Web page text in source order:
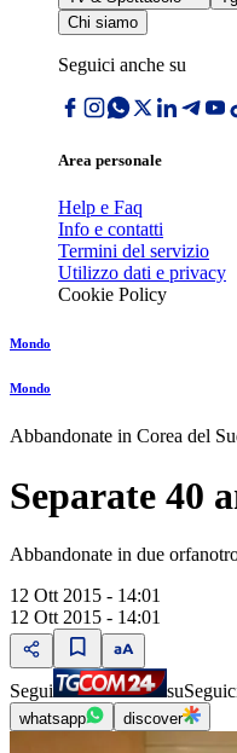
Chi siamo
Seguici anche su
Area personale
Help e Faq
Info e contatti
Termini del servizio
Utilizzo dati e privacy
Cookie Policy
Mondo
Mondo
Abbandonate in Corea del
Separate 40
Abbandonate in due
12 Ott 2015 - 14:01
12 Ott 2015 - 14:01
Segui su
whatsapp discover